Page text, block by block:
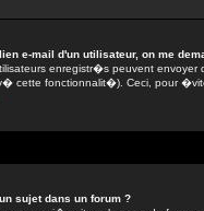
e-mail d'un utilisateur, on me
enregistr�s peuvent
cette fonctionnalit�). Ceci, pour
sujet dans un forum ?